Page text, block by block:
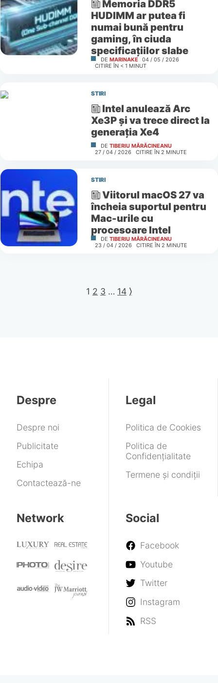
Memoria DDR5
HUDIMM ar putea fi
numai bună pentru
gaming, în ciuda
specificațiilor slabe
DE MARINAKE
04 / 05 / 2026
CITIRE ÎN < 1 MINUT
STIRI
Intel anulează Arc
Xe3P și va trece direct la
generația Xe4
DE TIBERIU MĂRĂCINEANU
27 / 04 / 2026
CITIRE ÎN 2 MINUTE
STIRI
Viitorul macOS 27 va
încheia suportul pentru
Mac-urile cu
procesoare Intel
DE TIBERIU MĂRĂCINEANU
23 / 04 / 2026
CITIRE ÎN 2 MINUTE
1 2 3 … 14 ⟩
Despre
Despre noi
Publicitate
Echipa
Contactează-ne
Legal
Politica de Cookies
Politica de
Confidențialitate
Termene și condiții
Network Social
Facebook
Youtube
Twitter
Instagram
RSS